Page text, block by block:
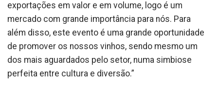
exportações em valor e em volume, logo é um
mercado com grande importância para nós. Para
além disso, este evento é uma grande oportunidade
de promover os nossos vinhos, sendo mesmo um
dos mais aguardados pelo setor, numa simbiose
perfeita entre cultura e diversão.”